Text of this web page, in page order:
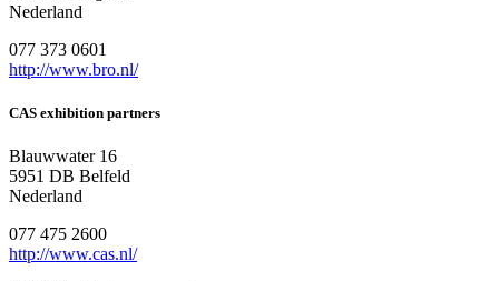
Nederland
077 373 0601
http://www.bro.nl/
CAS exhibition partners
Blauwwater 16
5951 DB Belfeld
Nederland
077 475 2600
http://www.cas.nl/